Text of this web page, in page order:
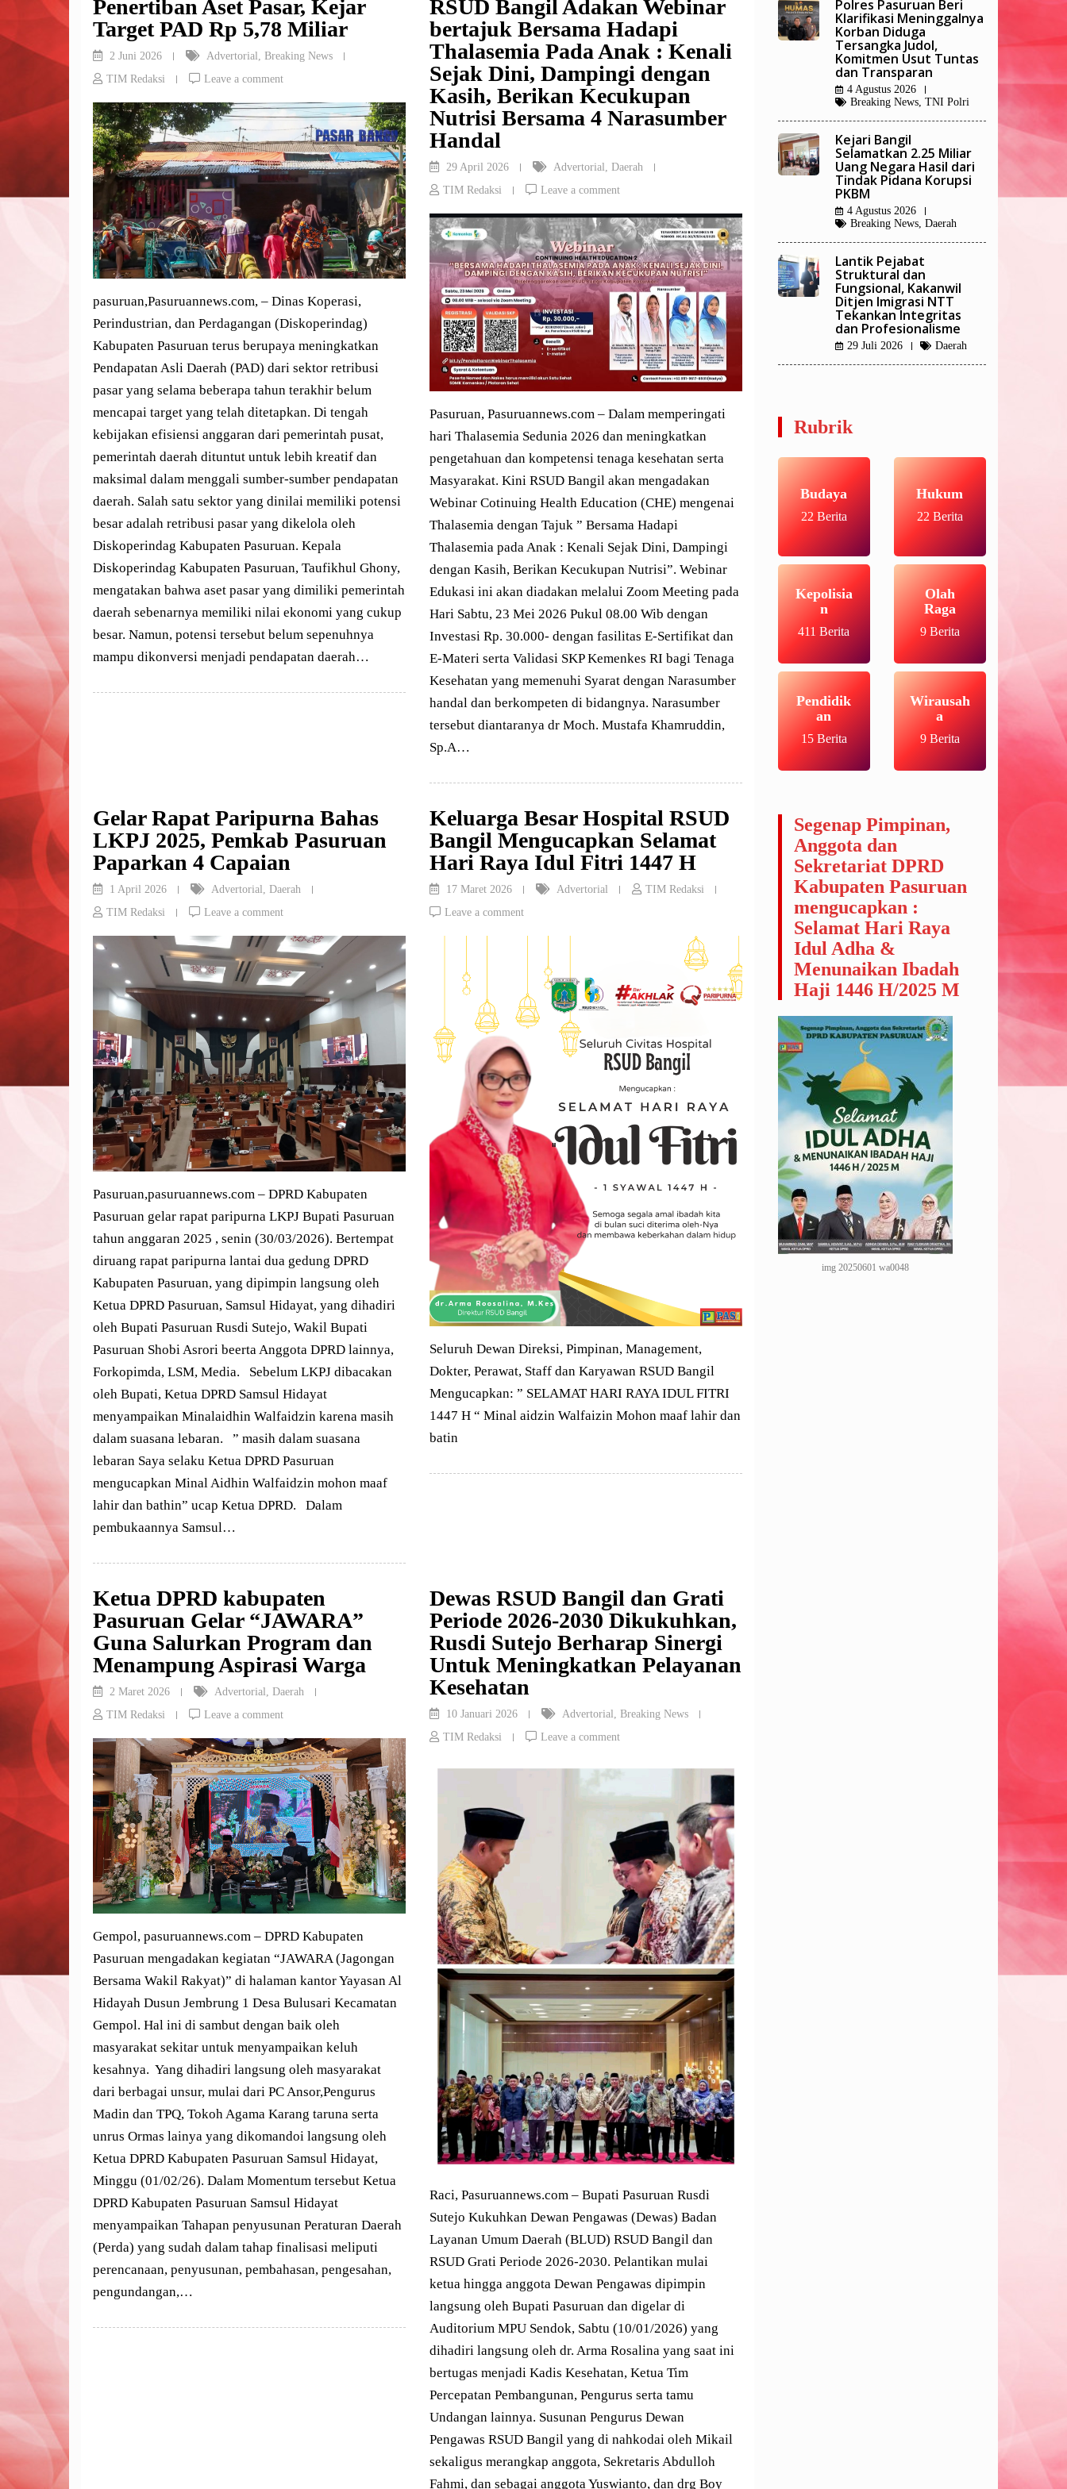
Penertiban Aset Pasar, Kejar
Target PAD Rp 5,78 Miliar
2 Juni 2026 Advertorial , Breaking News
TIM Redaksi
Leave a comment
pasuruan,Pasuruannews.com, – Dinas Koperasi,
Perindustrian, dan Perdagangan (Diskoperindag)
Kabupaten Pasuruan terus berupaya meningkatkan
Pendapatan Asli Daerah (PAD) dari sektor retribusi
pasar yang selama beberapa tahun terakhir belum
mencapai target yang telah ditetapkan. Di tengah
kebijakan efisiensi anggaran dari pemerintah pusat,
pemerintah daerah dituntut untuk lebih kreatif dan
maksimal dalam menggali sumber-sumber pendapatan
daerah. Salah satu sektor yang dinilai memiliki potensi
besar adalah retribusi pasar yang dikelola oleh
Diskoperindag Kabupaten Pasuruan. Kepala
Diskoperindag Kabupaten Pasuruan, Taufikhul Ghony,
mengatakan bahwa aset pasar yang dimiliki pemerintah
daerah sebenarnya memiliki nilai ekonomi yang cukup
besar. Namun, potensi tersebut belum sepenuhnya
mampu dikonversi menjadi pendapatan daerah…
RSUD Bangil Adakan Webinar
bertajuk Bersama Hadapi
Thalasemia Pada Anak : Kenali
Sejak Dini, Dampingi dengan
Kasih, Berikan Kecukupan
Nutrisi Bersama 4 Narasumber
Handal
29 April 2026 Advertorial , Daerah
TIM Redaksi
Leave a comment
Pasuruan, Pasuruannews.com – Dalam memperingati
hari Thalasemia Sedunia 2026 dan meningkatkan
pengetahuan dan kompetensi tenaga kesehatan serta
Masyarakat. Kini RSUD Bangil akan mengadakan
Webinar Cotinuing Health Education (CHE) mengenai
Thalasemia dengan Tajuk ” Bersama Hadapi
Thalasemia pada Anak : Kenali Sejak Dini, Dampingi
dengan Kasih, Berikan Kecukupan Nutrisi”. Webinar
Edukasi ini akan diadakan melalui Zoom Meeting pada
Hari Sabtu, 23 Mei 2026 Pukul 08.00 Wib dengan
Investasi Rp. 30.000- dengan fasilitas E-Sertifikat dan
E-Materi serta Validasi SKP Kemenkes RI bagi Tenaga
Kesehatan yang memenuhi Syarat dengan Narasumber
handal dan berkompeten di bidangnya. Narasumber
tersebut diantaranya dr Moch. Mustafa Khamruddin,
Sp.A…
Gelar Rapat Paripurna Bahas
LKPJ 2025, Pemkab Pasuruan
Paparkan 4 Capaian
1 April 2026 Advertorial , Daerah
TIM Redaksi
Leave a comment
Pasuruan,pasuruannews.com – DPRD Kabupaten
Pasuruan gelar rapat paripurna LKPJ Bupati Pasuruan
tahun anggaran 2025 , senin (30/03/2026). Bertempat
diruang rapat paripurna lantai dua gedung DPRD
Kabupaten Pasuruan, yang dipimpin langsung oleh
Ketua DPRD Pasuruan, Samsul Hidayat, yang dihadiri
oleh Bupati Pasuruan Rusdi Sutejo, Wakil Bupati
Pasuruan Shobi Asrori beerta Anggota DPRD lainnya,
Forkopimda, LSM, Media. Sebelum LKPJ dibacakan
oleh Bupati, Ketua DPRD Samsul Hidayat
menyampaikan Minalaidhin Walfaidzin karena masih
dalam suasana lebaran. ” masih dalam suasana
lebaran Saya selaku Ketua DPRD Pasuruan
mengucapkan Minal Aidhin Walfaidzin mohon maaf
lahir dan bathin” ucap Ketua DPRD. Dalam
pembukaannya Samsul…
Keluarga Besar Hospital RSUD
Bangil Mengucapkan Selamat
Hari Raya Idul Fitri 1447 H
17 Maret 2026 Advertorial
TIM Redaksi
Leave a comment
Seluruh Dewan Direksi, Pimpinan, Management,
Dokter, Perawat, Staff dan Karyawan RSUD Bangil
Mengucapkan: ” SELAMAT HARI RAYA IDUL FITRI
1447 H “ Minal aidzin Walfaizin Mohon maaf lahir dan
batin
Ketua DPRD kabupaten
Pasuruan Gelar “JAWARA”
Guna Salurkan Program dan
Menampung Aspirasi Warga
2 Maret 2026 Advertorial Daerah
TIM Redaksi
Leave a comment
Gempol, pasuruannews.com – DPRD Kabupaten
Pasuruan mengadakan kegiatan “JAWARA (Jagongan
Bersama Wakil Rakyat)” di halaman kantor Yayasan Al
Hidayah Dusun Jembrung 1 Desa Bulusari Kecamatan
Gempol. Hal ini di sambut dengan baik oleh
masyarakat sekitar untuk menyampaikan keluh
kesahnya. Yang dihadiri langsung oleh masyarakat
dari berbagai unsur, mulai dari PC Ansor,Pengurus
Madin dan TPQ, Tokoh Agama Karang taruna serta
unrus Ormas lainya yang dikomandoi langsung oleh
Ketua DPRD Kabupaten Pasuruan Samsul Hidayat,
Minggu (01/02/26). Dalam Momentum tersebut Ketua
DPRD Kabupaten Pasuruan Samsul Hidayat
menyampaikan Tahapan penyusunan Peraturan Daerah
(Perda) yang sudah dalam tahap finalisasi meliputi
perencanaan, penyusunan, pembahasan, pengesahan,
pengundangan,…
Dewas RSUD Bangil dan Grati
Periode 2026-2030 Dikukuhkan,
Rusdi Sutejo Berharap Sinergi
Untuk Meningkatkan Pelayanan
Kesehatan
10 Januari 2026 Advertorial Breaking News
TIM Redaksi
Leave a comment
Raci, Pasuruannews.com – Bupati Pasuruan Rusdi
Sutejo Kukuhkan Dewan Pengawas (Dewas) Badan
Layanan Umum Daerah (BLUD) RSUD Bangil dan
RSUD Grati Periode 2026-2030. Pelantikan mulai
ketua hingga anggota Dewan Pengawas dipimpin
langsung oleh Bupati Pasuruan dan digelar di
Auditorium MPU Sendok, Sabtu (10/01/2026) yang
dihadiri langsung oleh dr. Arma Rosalina yang saat ini
bertugas menjadi Kadis Kesehatan, Ketua Tim
Percepatan Pembangunan, Pengurus serta tamu
Undangan lainnya. Susunan Pengurus Dewan
Pengawas RSUD Bangil yang di nahkodai oleh Mikail
sekaligus merangkap anggota, Sekretaris Abdulloh
Fahmi, dan sebagai anggota Yuswianto, dan drg Boy
Polres Pasuruan Beri
Klarifikasi Meninggalnya
Korban Diduga
Tersangka Judol,
Komitmen Usut Tuntas
dan Transparan
4 Agustus 2026
Breaking News, TNI Polri
Kejari Bangil
Selamatkan 2.25 Miliar
Uang Negara Hasil dari
Tindak Pidana Korupsi
PKBM
4 Agustus 2026
Breaking News, Daerah
Lantik Pejabat
Struktural dan
Fungsional, Kakanwil
Ditjen Imigrasi NTT
Tekankan Integritas
dan Profesionalisme
29 Juli 2026 Daerah
Rubrik
Budaya
22 Berita
Hukum
22 Berita
Kepolisia
n
411 Berita
Olah
Raga
9 Berita
Pendidik
an
15 Berita
Wirausah
a
9 Berita
Segenap Pimpinan,
Anggota dan
Sekretariat DPRD
Kabupaten Pasuruan
mengucapkan :
Selamat Hari Raya
Idul Adha &
Menunaikan Ibadah
Haji 1446 H/2025 M
img 20250601 wa0048